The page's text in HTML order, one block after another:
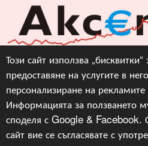
Този сайт използва „бисквитки“
предоставяне на услугите в
персонализиране на
Информацията за ползването
споделя с Google & Facebook.
сайт вие се съгласявате с
Акцент БГ ЕООД
info@akcent.bg
Facebook
Copyright © 2010, 2016, 2018-